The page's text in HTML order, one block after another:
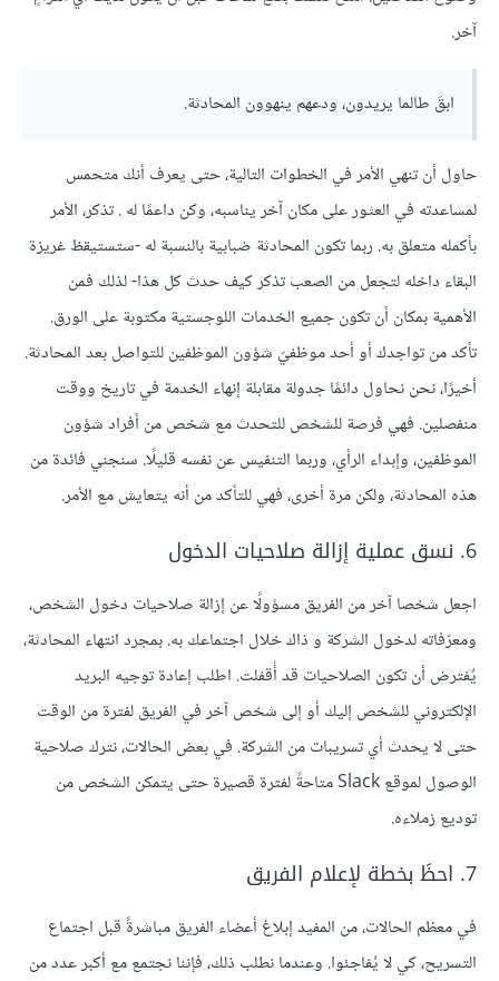
آخر.
ابقَ طالما يريدون، ودعهم ينهوون المحادثة.
حاول أن تنهي الأمر في الخطوات التالية، حتى يعرف أنك متحمس
لمساعدته في العثور على مكان آخر يناسبه، وكن داعمًا له . تذكر، الأمر
بأكمله متعلق به. ربما تكون المحادثة ضبابية بالنسبة له -ستستيقظ غريزة
البقاء داخله لتجعل من الصعب تذكر كيف حدث كل هذا- لذلك فمن
الأهمية بمكان أن تكون جميع الخدمات اللوجستية مكتوبة على الورق.
تأكد من تواجدك أو أحد موظفيّ شؤون الموظفين للتواصل بعد المحادثة.
أخيرًا، نحن نحاول دائمًا جدولة مقابلة إنهاء الخدمة في تاريخ ووقت
منفصلين. فهي فرصة للشخص للتحدث مع شخص من أفراد شؤون
الموظفين، وإبداء الرأي، وربما التنفيس عن نفسه قليلًا. سنجني فائدة من
هذه المحادثة، ولكن مرة أخرى، فهي للتأكد من أنه يتعايش مع الأمر.
6. نسق عملية إزالة صلاحيات الدخول
اجعل شخصا آخر من الفريق مسؤولًا عن إزالة صلاحيات دخول الشخص،
ومعرّفاته لدخول الشركة و ذاك خلال اجتماعك به. بمجرد انتهاء المحادثة،
يُفترض أن تكون الصلاحيات قد أُقفلت. اطلب إعادة توجيه البريد
الإلكتروني للشخص إليك أو إلى شخص آخر في الفريق لفترة من الوقت
حتى لا يحدث أي تسريبات من الشركة. في بعض الحالات، نترك صلاحية
الوصول لموقع Slack متاحةً لفترة قصيرة حتى يتمكن الشخص من
توديع زملاءه.
7. احظَ بخطة لإعلام الفريق
في معظم الحالات، من المفيد إبلاغ أعضاء الفريق مباشرةً قبل اجتماع
التسريح، كي لا يُفاجئوا. وعندما نطلب ذلك، فإننا نجتمع مع أكبر عدد من